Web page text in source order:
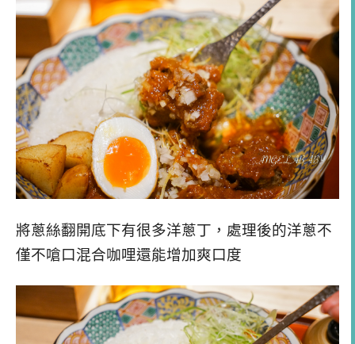
將蔥絲翻開底下有很多洋蔥丁，處理後的洋蔥不
僅不嗆口混合咖哩還能增加爽口度